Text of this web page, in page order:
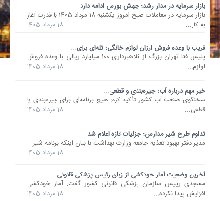
بازار سرمایه در مدار رشد؛ جهش بورس ادامه دارد
بازار سرمایه در معاملات صبح امروز یکشنبه 18 مرداد 1405 با قدرت آغاز
به کار...
18 مرداد 1405
فریب با وعده فروش ارزان لوازم خانگی؛ تله‌ای برای...
پلیس فتا تهران بزرگ از کلاهبرداری 100 میلیارد ریالی با وعده فروش
لوازم...
18 مرداد 1405
خبر مهم درباره آب؛ جیره‌بندی و قطعی...
سخنگوی صنعت آب کشور تأکید کرد: هیچ برنامه‌ای برای جیره‌بندی یا
قطعی...
18 مرداد 1405
تداوم طرح شیر مدارس؛ جزئیات تازه اعلام شد
مدیر دفتر بهبود تغذیه جامعه وزارت بهداشت با بیان اینکه برنامه شیر...
18 مرداد 1405
آخرین وضعیت آمار خودکشی از زبان رئیس پزشکی قانونی
مسجدی رییس سازمان پزشکی قانونی کشور گفت: آمار خودکشی
افزایش پیدا نکرده...
18 مرداد 1405